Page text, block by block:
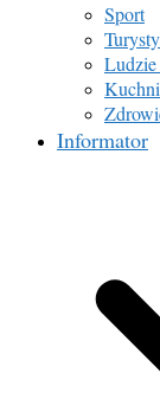
Sport
Ludzie
Informator